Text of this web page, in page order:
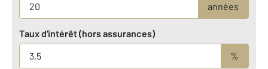
années
Taux d'intérêt (hors assurances)
%